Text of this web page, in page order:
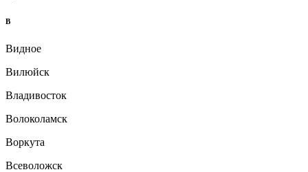
В
Видное
Вилюйск
Владивосток
Волоколамск
Воркута
Всеволожск